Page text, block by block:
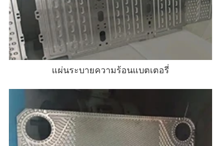
แผ่นระบายความร้อนแบตเตอรี่